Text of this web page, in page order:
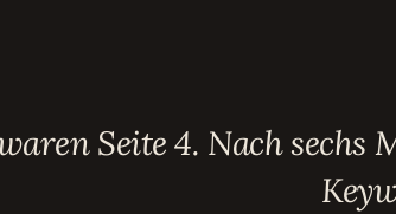
Seite 4. Nach sechs